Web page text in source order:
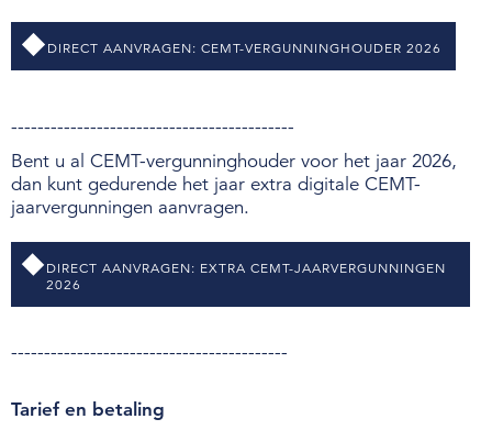
DIRECT AANVRAGEN: CEMT-VERGUNNINGHOUDER 2026
-------------------------------------------
Bent u al CEMT-vergunninghouder voor het jaar 2026,
dan kunt gedurende het jaar extra digitale CEMT-
jaarvergunningen aanvragen.
DIRECT AANVRAGEN: EXTRA CEMT-JAARVERGUNNINGEN
2026
------------------------------------------
Tarief en betaling